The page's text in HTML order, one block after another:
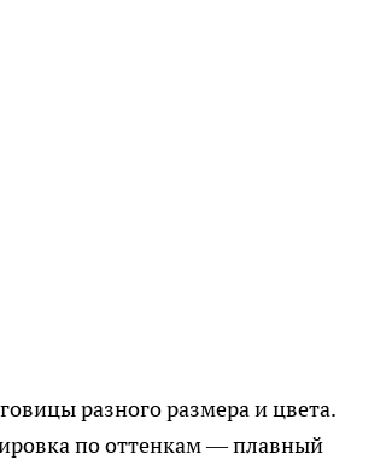
разного размера и цвета.
по оттенкам — плавный